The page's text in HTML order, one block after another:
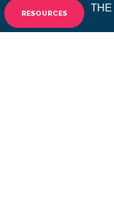
RESOURCES THE